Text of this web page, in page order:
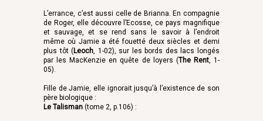
L’errance, c’est aussi celle de Brianna. En compagnie
de Roger, elle découvre l’Ecosse, ce pays magnifique
et sauvage, et se rend sans le savoir à l’endroit
même où Jamie a été fouetté deux siècles et demi
plus tôt (Leoch, 1-02), sur les bords des lacs longés
par les MacKenzie en quête de loyers (The Rent, 1-
05).
Fille de Jamie, elle ignorait jusqu’à l’existence de son
père biologique :
Le Talisman (tome 2, p.106) :